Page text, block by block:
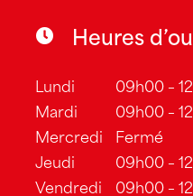
Heures
Lundi
09h00 –
Mardi
09h00 –
Mercredi
Fermé
Jeudi
09h00 –
Vendredi
09h00 –